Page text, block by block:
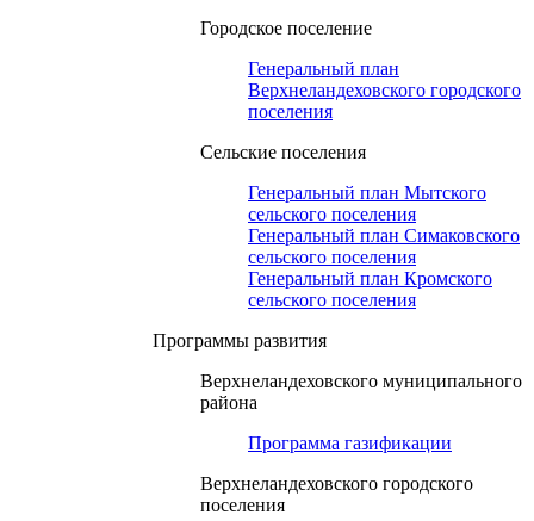
Городское поселение
Генеральный план
Верхнеландеховского городского
поселения
Сельские поселения
Генеральный план Мытского
сельского поселения
Генеральный план Симаковского
сельского поселения
Генеральный план Кромского
сельского поселения
Программы развития
Верхнеландеховского муниципального
района
Программа газификации
Верхнеландеховского городского
поселения